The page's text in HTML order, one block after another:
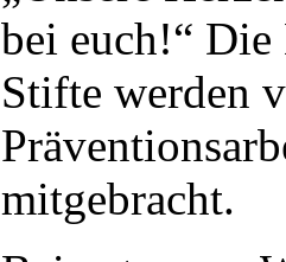
bei euch!“
Stifte werden
mitgebracht.